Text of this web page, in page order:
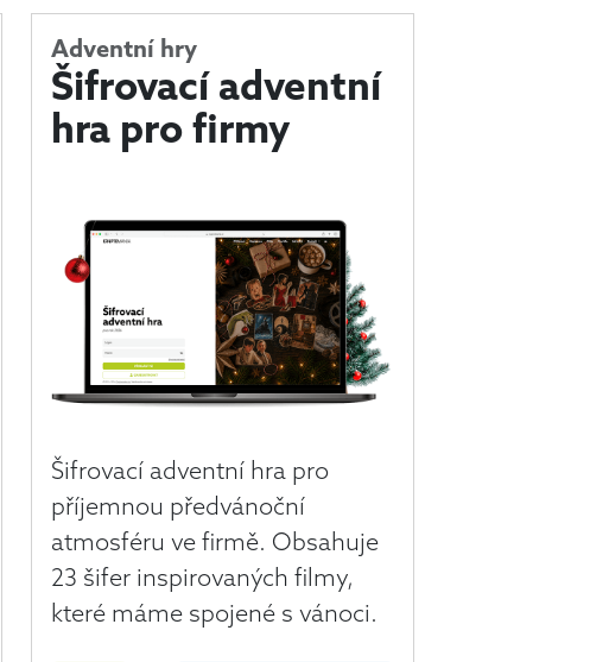
Adventní hry
Šifrovací adventní
hra pro firmy
Šifrovací adventní hra pro
příjemnou předvánoční
atmosféru ve firmě. Obsahuje
23 šifer inspirovaných filmy,
které máme spojené s vánoci.